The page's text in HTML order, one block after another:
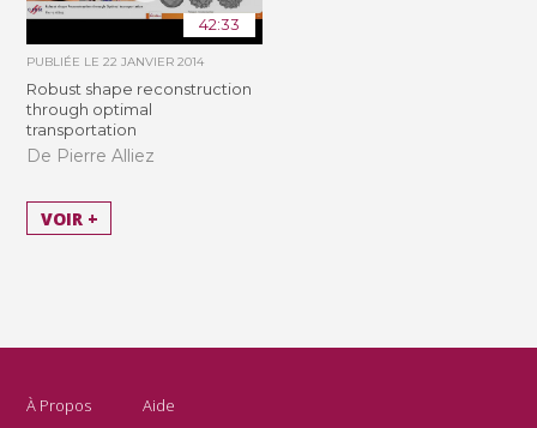
42:33
PUBLIÉE LE22 JANVIER 2014
Robust shape reconstruction
through optimal
transportation
De Pierre Alliez
VOIR +
À Propos
Aide